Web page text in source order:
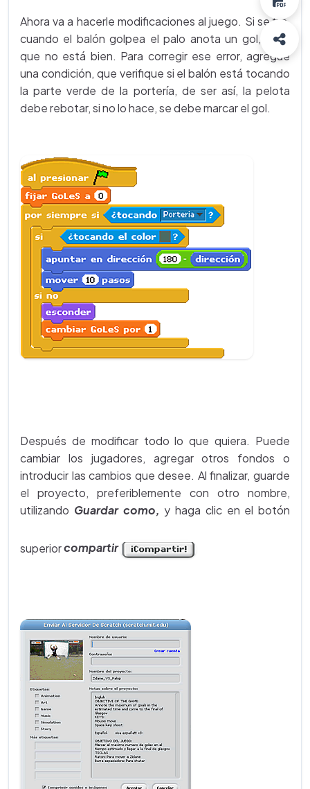
Ahora va a hacerle modificaciones al juego. Si se fija,
cuando el balón golpea el palo anota un gol, cosa
que no está bien. Para corregir ese error, agregue
una condición, que verifique si el balón está tocando
la parte verde de la portería, de ser así, la pelota
debe rebotar, si no lo hace, se debe marcar el gol.
Después de modificar todo lo que quiera. Puede
cambiar los jugadores, agregar otros fondos o
introducir las cambios que desee. Al finalizar, guarde
el proyecto, preferiblemente con otro nombre,
utilizando Guardar como, y haga clic en el botón
superiorcompartir